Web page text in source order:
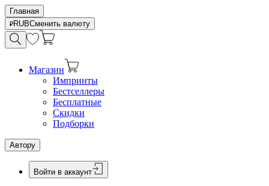
Главная
RUBСменить валюту
Магазин
Импринты
Бестселлеры
Бесплатные
Скидки
Подборки
Автору
Войти в аккаунт